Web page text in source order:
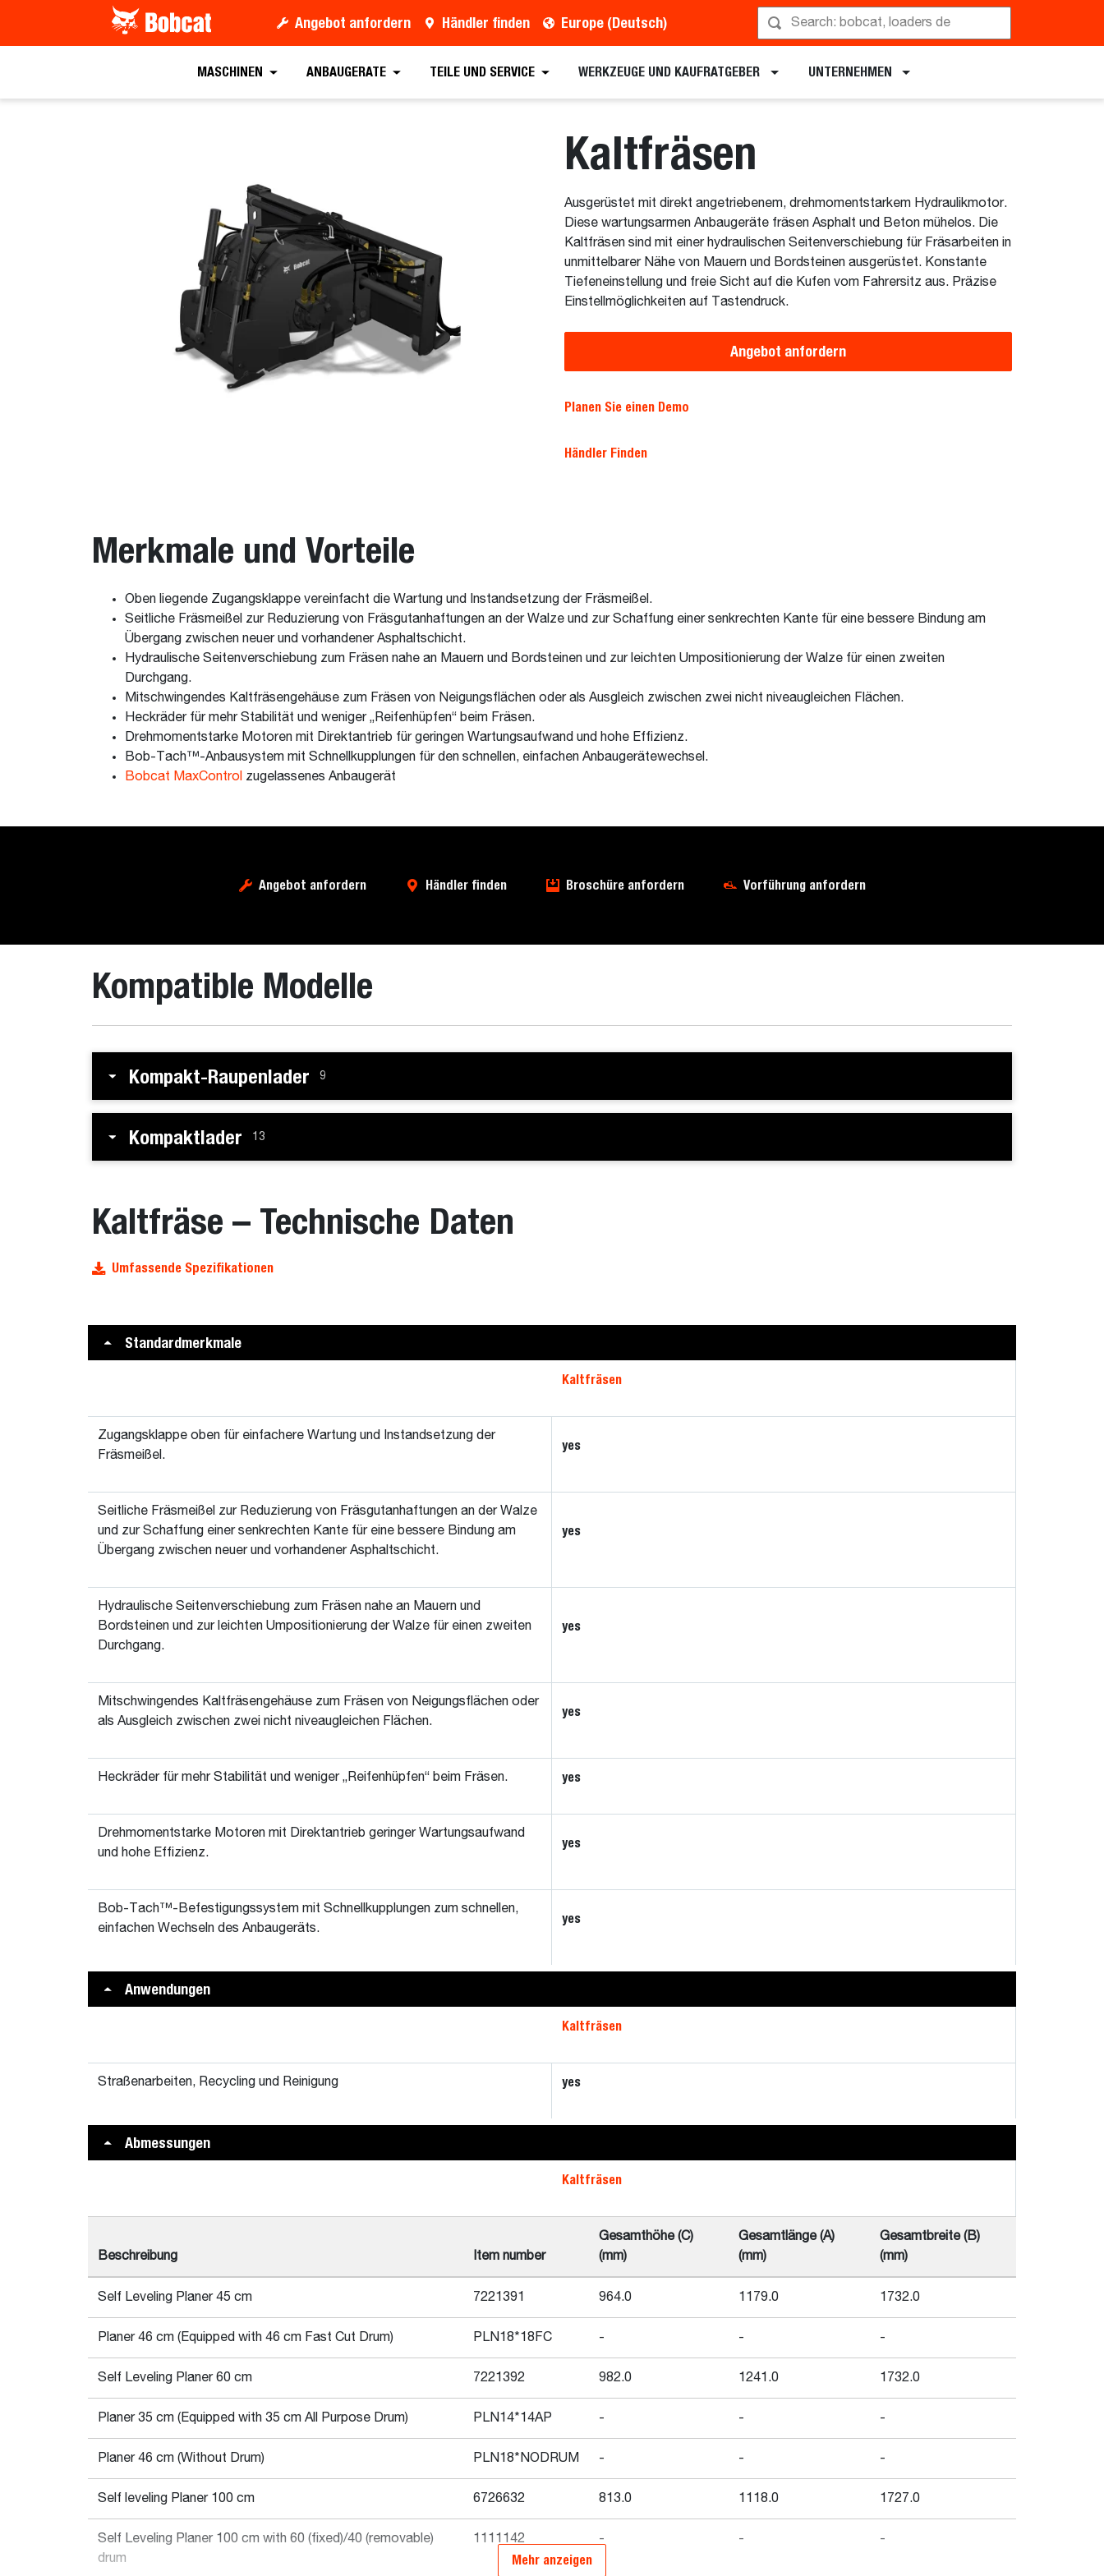
Angebot anfordern Händler finden Europe (Deutsch)
MASCHINEN ANBAUGERATE TEILE UND SERVICE WERKZEUGE UND KAUFRATGEBER UNTERNEHMEN
Kaltfräsen
Ausgerüstet mit direkt angetriebenem, drehmomentstarkem Hydraulikmotor.
Diese wartungsarmen Anbaugeräte fräsen Asphalt und Beton mühelos. Die
Kaltfräsen sind mit einer hydraulischen Seitenverschiebung für Fräsarbeiten in
unmittelbarer Nähe von Mauern und Bordsteinen ausgerüstet. Konstante
Tiefeneinstellung und freie Sicht auf die Kufen vom Fahrersitz aus. Präzise
Einstellmöglichkeiten auf Tastendruck.
Angebot anfordern
Planen Sie einen Demo
Händler Finden
Merkmale und Vorteile
Oben liegende Zugangsklappe vereinfacht die Wartung und Instandsetzung der Fräsmeißel.
Seitliche Fräsmeißel zur Reduzierung von Fräsgutanhaftungen an der Walze und zur Schaffung einer senkrechten Kante für eine bessere Bindung am
Übergang zwischen neuer und vorhandener Asphaltschicht.
Hydraulische Seitenverschiebung zum Fräsen nahe an Mauern und Bordsteinen und zur leichten Umpositionierung der Walze für einen zweiten
Durchgang.
Mitschwingendes Kaltfräsengehäuse zum Fräsen von Neigungsflächen oder als Ausgleich zwischen zwei nicht niveaugleichen Flächen.
Heckräder für mehr Stabilität und weniger „Reifenhüpfen“ beim Fräsen.
Drehmomentstarke Motoren mit Direktantrieb für geringen Wartungsaufwand und hohe Effizienz.
Bob-Tach™-Anbausystem mit Schnellkupplungen für den schnellen, einfachen Anbaugerätewechsel.
Bobcat MaxControl zugelassenes Anbaugerät
Angebot anfordern Händler finden Broschüre anfordern Vorführung anfordern
Angebot anfordern Händler finden Broschüre anfordern Vorführung anfordern
Kompatible Modelle
Kompakt-Raupenlader 9
Kompaktlader 13
Kaltfräse – Technische Daten
Umfassende Spezifikationen
Standardmerkmale
Kaltfräsen
Zugangsklappe oben für einfachere Wartung und Instandsetzung der
Fräsmeißel.
yes
Seitliche Fräsmeißel zur Reduzierung von Fräsgutanhaftungen an der Walze
und zur Schaffung einer senkrechten Kante für eine bessere Bindung am
Übergang zwischen neuer und vorhandener Asphaltschicht.
yes
Hydraulische Seitenverschiebung zum Fräsen nahe an Mauern und
Bordsteinen und zur leichten Umpositionierung der Walze für einen zweiten
Durchgang.
yes
Mitschwingendes Kaltfräsengehäuse zum Fräsen von Neigungsflächen oder
als Ausgleich zwischen zwei nicht niveaugleichen Flächen.
yes
Heckräder für mehr Stabilität und weniger „Reifenhüpfen“ beim Fräsen. yes
Drehmomentstarke Motoren mit Direktantrieb geringer Wartungsaufwand
und hohe Effizienz.
yes
Bob-Tach™-Befestigungssystem mit Schnellkupplungen zum schnellen,
einfachen Wechseln des Anbaugeräts.
yes
Anwendungen
Kaltfräsen
Straßenarbeiten, Recycling und Reinigung yes
Abmessungen
Kaltfräsen
Beschreibung Item number
Gesamthöhe (C)
(mm)
Gesamtlänge (A)
(mm)
Gesamtbreite (B)
(mm)
Self Leveling Planer 45 cm 7221391 964.0 1179.0 1732.0
Planer 46 cm (Equipped with 46 cm Fast Cut Drum) PLN18*18FC - - -
Self Leveling Planer 60 cm 7221392 982.0 1241.0 1732.0
Planer 35 cm (Equipped with 35 cm All Purpose Drum) PLN14*14AP - - -
Planer 46 cm (Without Drum) PLN18*NODRUM - - -
Self leveling Planer 100 cm 6726632 813.0 1118.0 1727.0
Self Leveling Planer 100 cm with 60 (fixed)/40 (removable)
drum
1111142 - - -
Mehr anzeigen